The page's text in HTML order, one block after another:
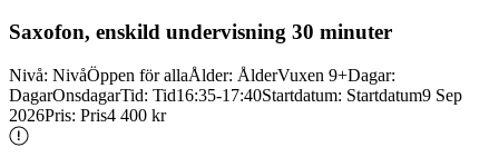
Saxofon, enskild undervisning 30 minuter
Nivå: NivåÖppen för allaÅlder: ÅlderVuxen 9+Dagar:
DagarOnsdagarTid: Tid16:35-17:40Startdatum: Startdatum9 Sep
2026Pris: Pris4 400 kr